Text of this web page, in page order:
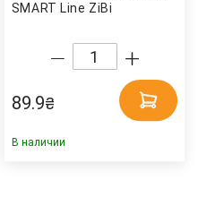
SMART Line ZiBi
89.9₴
В наличии